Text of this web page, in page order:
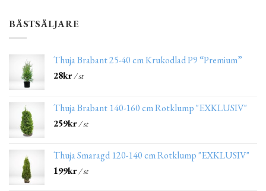
BÄSTSÄLJARE
Thuja Brabant 25-40 cm Krukodlad P9 “Premium”
28kr/ st
Thuja Brabant 140-160 cm Rotklump "EXKLUSIV"
259kr/ st
Thuja Smaragd 120-140 cm Rotklump "EXKLUSIV"
199kr/ st